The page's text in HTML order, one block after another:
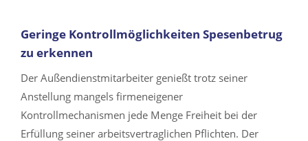
Geringe Kontrollmöglichkeiten Spesenbetrug
zu erkennen
Der Außendienstmitarbeiter genießt trotz seiner
Anstellung mangels firmeneigener
Kontrollmechanismen jede Menge Freiheit bei der
Erfüllung seiner arbeitsvertraglichen Pflichten. Der